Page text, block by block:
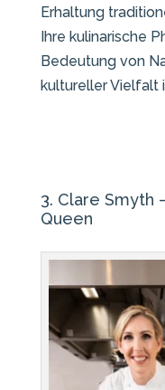
Erhaltung
Ihre kulinarische
Bedeutung von
kultureller Vielfalt
3. Clare Smyth
Queen